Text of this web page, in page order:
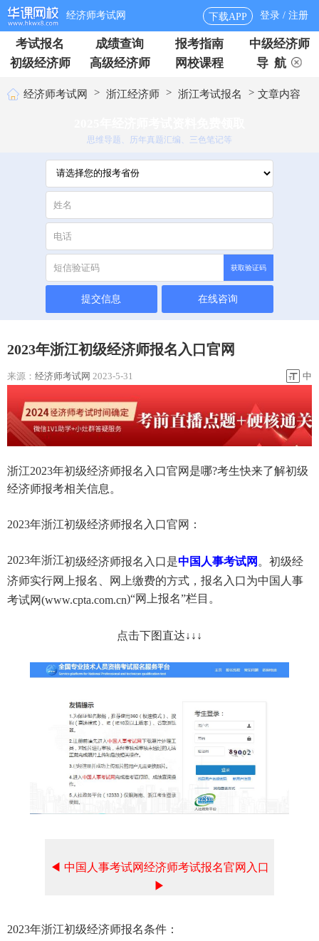
经济师考试网 下载APP 登录 / 注册
考试报名 成绩查询 报考指南
中级经济师
初级经济师
高级经济师 网校课程 导 航
经济师考试网 > 浙江经济师 > 浙江考试报名 > 文章内容
思维导题、历年真题汇编、三色笔记等
获取验证码
提交信息 在线咨询
2023年浙江初级经济师报名入口官网
来源： 经济师考试网 2023-5-31 中
浙江2023年初级经济师报名入口官网是哪?考生快来了解初级
经济师报考相关信息。
2023年浙江初级经济师报名入口官网：
2023年浙江初级经济师报名入口是中国人事考试网 。初级经
济师实行网上报名、网上缴费的方式，报名入口为中国人事
考试网(www.cpta.com.cn)“网上报名”栏目。
点击下图直达↓↓↓
◀ 中国人事考试网经济师考试报名官网入口
▶
2023年浙江初级经济师报名条件：